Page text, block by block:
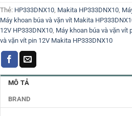
Thẻ: HP333DNX10, Makita HP333DNX10,
Máy khoan búa và vặn vít Makita
12V HP333DNX10, Máy khoan búa và vặn vít
và vặn vít pin 12V Makita HP333DNX10
MÔ TẢ
BRAND